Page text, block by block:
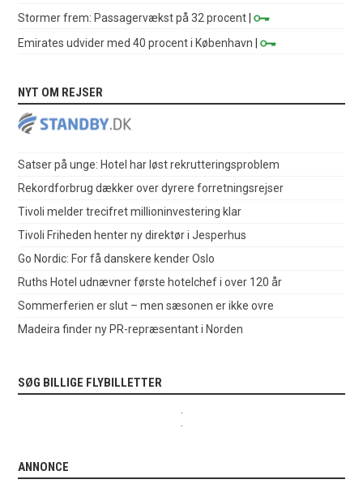
Stormer frem: Passagervækst på 32 procent |
Emirates udvider med 40 procent i København |
NYT OM REJSER
Satser på unge: Hotel har løst rekrutteringsproblem
Rekordforbrug dækker over dyrere forretningsrejser
Tivoli melder trecifret millioninvestering klar
Tivoli Friheden henter ny direktør i Jesperhus
Go Nordic: For få danskere kender Oslo
Ruths Hotel udnævner første hotelchef i over 120 år
Sommerferien er slut – men sæsonen er ikke ovre
Madeira finder ny PR-repræsentant i Norden
SØG BILLIGE FLYBILLETTER
ANNONCE